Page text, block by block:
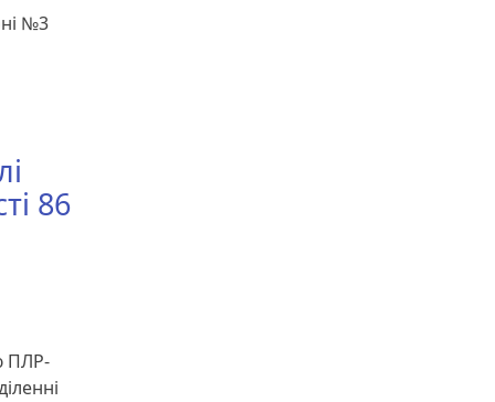
№3
86
ПЛР-